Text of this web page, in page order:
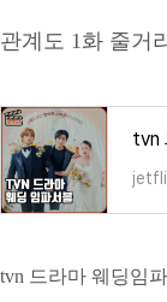
관계도 1화 줄거
tvn 드라마 웨딩임